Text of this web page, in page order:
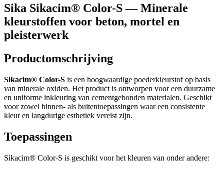
Sika Sikacim® Color-S — Minerale
kleurstoffen voor beton, mortel en
pleisterwerk
Productomschrijving
Sikacim® Color-S is een hoogwaardige poederkleurstof op basis
van minerale oxiden. Het product is ontworpen voor een duurzame
en uniforme inkleuring van cementgebonden materialen. Geschikt
voor zowel binnen- als buitentoepassingen waar een consistente
kleur en langdurige esthetiek vereist zijn.
Toepassingen
Sikacim® Color-S is geschikt voor het kleuren van onder andere: